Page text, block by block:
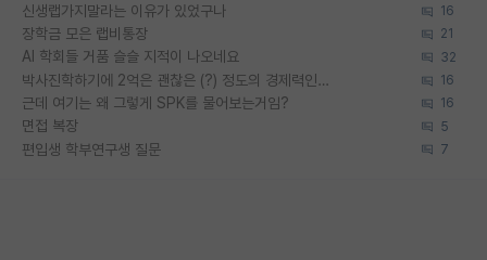
신생랩가지말라는 이유가 있었구나 16
장학금 모은 랩비통장 21
AI 학회들 거품 슬슬 지적이 나오네요 32
박사진학하기에 2억은 괜찮은 (?) 정도의 경제력인가요 16
근데 여기는 왜 그렇게 SPK를 물어보는거임? 16
면접 복장 5
편입생 학부연구생 질문 7